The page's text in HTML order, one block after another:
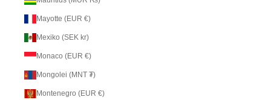
Mayotte (EUR €)
Mexiko (SEK kr)
Monaco (EUR €)
Mongolei (MNT ₮)
Montenegro (EUR €)